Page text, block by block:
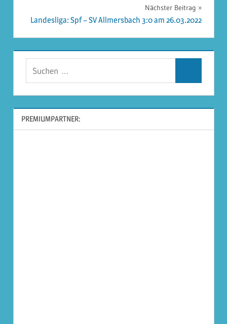
Nächster Beitrag
Landesliga: Spf – SV Allmersbach 3:0 am 26.03.2022
PREMIUMPARTNER: